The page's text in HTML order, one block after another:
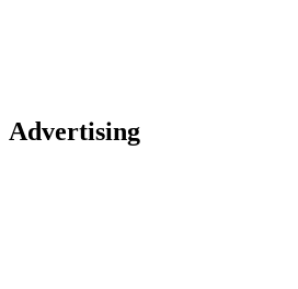
Advertising